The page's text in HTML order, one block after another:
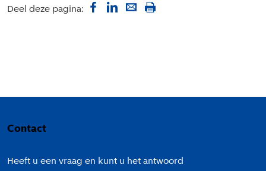
Deel deze pagina:
Contact
Heeft u een vraag en kunt u het antwoord